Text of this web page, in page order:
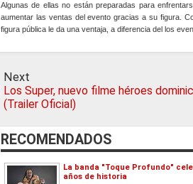
Algunas de ellas no están preparadas para
aumentar las ventas del evento gracias a su figura.
figura pública le da una ventaja, a diferencia del los
Next
Los Super, nuevo filme héroes
(Trailer Oficial)
RECOMENDADOS
La banda "Toque Profundo"
años de historia